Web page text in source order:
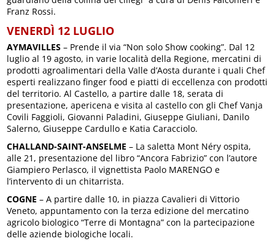
Franz Rossi.
VENERDÌ 12 LUGLIO
AYMAVILLES – Prende il via “Non solo Show cooking”. Dal 12
luglio al 19 agosto, in varie località della Regione, mercatini di
prodotti agroalimentari della Valle d’Aosta durante i quali Chef
esperti realizzano finger food e piatti di eccellenza con prodotti
del territorio. Al Castello, a partire dalle 18, serata di
presentazione, apericena e visita al castello con gli Chef Vanja
Covili Faggioli, Giovanni Paladini, Giuseppe Giuliani, Danilo
Salerno, Giuseppe Cardullo e Katia Caracciolo.
CHALLAND-SAINT-ANSELME – La saletta Mont Néry ospita,
alle 21, presentazione del libro “Ancora Fabrizio” con l’autore
Giampiero Perlasco, il vignettista Paolo MARENGO e
l’intervento di un chitarrista.
COGNE – A partire dalle 10, in piazza Cavalieri di Vittorio
Veneto, appuntamento con la terza edizione del mercatino
agricolo biologico “Terre di Montagna” con la partecipazione
delle aziende biologiche locali.